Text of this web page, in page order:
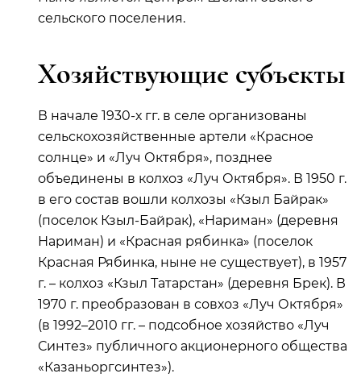
сельского поселения.
Хозяйствующие субъекты
В начале 1930-х гг. в селе организованы
сельскохозяйственные артели «Красное
солнце» и «Луч Октября», позднее
объединены в колхоз «Луч Октября». В 1950 г.
в его состав вошли колхозы «Кзыл Байрак»
(поселок Кзыл-Байрак), «Нариман» (деревня
Нариман) и «Красная рябинка» (поселок
Красная Рябинка, ныне не существует), в 1957
г. – колхоз «Кзыл Татарстан» (деревня Брек). В
1970 г. преобразован в совхоз «Луч Октября»
(в 1992–2010 гг. – подсобное хозяйство «Луч
Синтез» публичного акционерного общества
«Казаньоргсинтез»).